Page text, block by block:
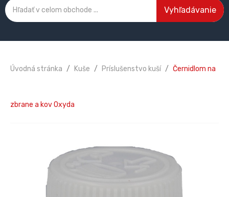
Vyhľadávanie
Úvodná stránka Kuše Príslušenstvo kuší Černidlom na
zbrane a kov Oxyda